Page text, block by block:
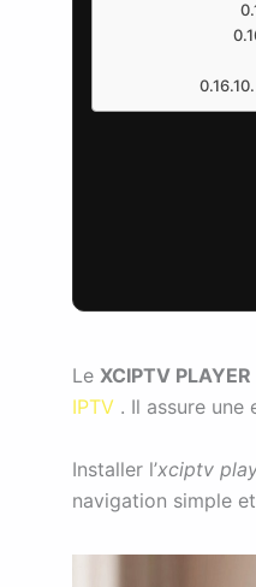
Le XCIPTV PLAYER
IPTV . Il assure une
Installer l’xciptv
navigation simple